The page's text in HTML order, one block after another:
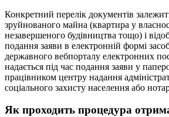
Конкретний перелік документів
зруйнованого майна (квартира у
незавершеного будівництва тощо) і
подання заяви в електронній формі
державного вебпорталу електронних
надається під час подання заяви у
працівником центру надання
соціального захисту населення або
Як проходить процедура